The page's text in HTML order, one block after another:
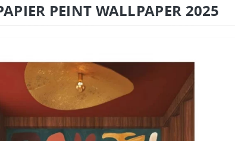
PEINT WALLPAPER 2025